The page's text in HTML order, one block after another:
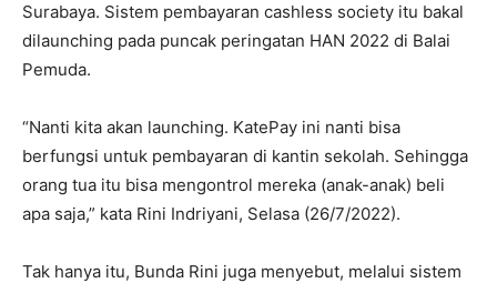
Surabaya. Sistem pembayaran cashless society itu bakal
dilaunching pada puncak peringatan HAN 2022 di Balai
Pemuda.
“Nanti kita akan launching. KatePay ini nanti bisa
berfungsi untuk pembayaran di kantin sekolah. Sehingga
orang tua itu bisa mengontrol mereka (anak-anak) beli
apa saja,” kata Rini Indriyani, Selasa (26/7/2022).
Tak hanya itu, Bunda Rini juga menyebut, melalui sistem